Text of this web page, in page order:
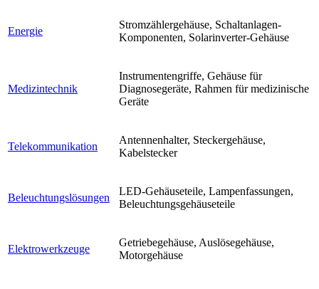
Energie
Stromzählergehäuse, Schaltanlagen-
Komponenten, Solarinverter-Gehäuse
Medizintechnik
Instrumentengriffe, Gehäuse für
Diagnosegeräte, Rahmen für medizinische
Geräte
Telekommunikation
Antennenhalter, Steckergehäuse,
Kabelstecker
Beleuchtungslösungen
LED-Gehäuseteile, Lampenfassungen,
Beleuchtungsgehäuseteile
Elektrowerkzeuge
Getriebegehäuse, Auslösegehäuse,
Motorgehäuse